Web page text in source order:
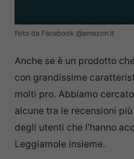
Foto da Facebook @amazon.it
Anche se è un prodotto
con grandissime
molti pro. Abbiamo
alcune tra le recensioni
degli utenti che l’hanno
Leggiamole insieme.